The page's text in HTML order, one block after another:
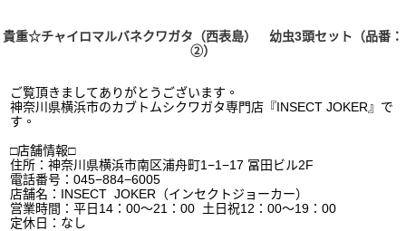
貴重☆チャイロマルバネクワガタ（西表島） 幼虫3頭セット（品番：
②）
ご覧頂きましてありがとうございます。
神奈川県横浜市のカブトムシクワガタ専門店『INSECT JOKER 』で
す。
□店舗情報□
住所：神奈川県横浜市南区浦舟町1−1−17 冨田ビル2F
電話番号：045−884−6005
店舗名： INSECT JOKER （インセクトジョーカー）
営業時間：平日 14 ：00〜21 ：00 土日祝12 ：00〜19 ：00
定休日：なし